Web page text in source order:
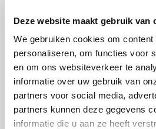
Deze website maakt gebruik van
We gebruiken cookies om
personaliseren, om functies voor
en om ons websiteverkeer te
informatie over uw gebruik van
partners voor social media,
partners kunnen deze gegevens
informatie die u aan ze heeft
Vidaxl Lampenlicht.be
DectDirect